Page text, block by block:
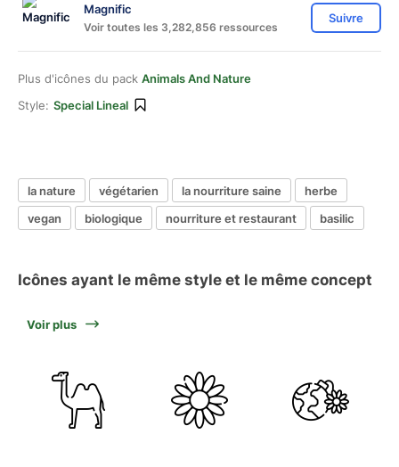
Magnific
Voir toutes les 3,282,856 ressources
Suivre
Plus d'icônes du pack Animals And Nature
Style: Special Lineal
la nature végétarien la nourriture saine
herbe
vegan
biologique nourriture et restaurant basilic
Icônes ayant le même style et le même concept
Voir plus